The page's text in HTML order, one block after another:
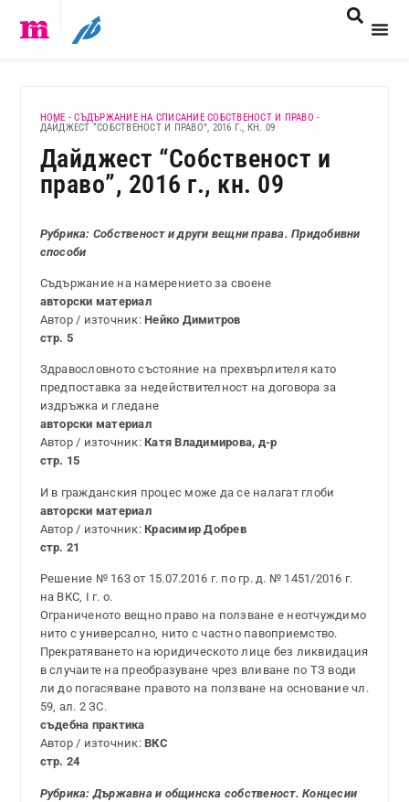
HOME -СЪДЪРЖАНИЕ НА СПИСАНИЕ СОБСТВЕНОСТ И ПРАВО -
ДАЙДЖЕСТ “СОБСТВЕНОСТ И ПРАВО”, 2016 Г., КН. 09
Дайджест “Собственост и
право”, 2016 г., кн. 09
Рубрика: Собственост и други вещни права. Придобивни
способи
Съдържание на намерението за своене
авторски материал
Автор / източник:Нейко Димитров
стр. 5
Здравословното състояние на прехвърлителя като
предпоставка за недействителност на договора за
издръжка и гледане
авторски материал
Автор / източник:Катя Владимирова, д-р
стр. 15
И в гражданския процес може да се налагат глоби
авторски материал
Автор / източник:Красимир Добрев
стр. 21
Решение № 163 от 15.07.2016 г. по гр. д. № 1451/2016 г.
на ВКС, І г. о.
Ограниченото вещно право на ползване е неотчуждимо
нито с универсално, нито с частно павоприемство.
Прекратяването на юридическото лице без ликвидация
в случаите на преобразуване чрез вливане по ТЗ води
ли до погасяване правото на ползване на основание чл.
59, ал. 2 ЗС.
съдебна практика
Автор / източник:ВКС
стр. 24
Рубрика: Държавна и общинска собственост. Концесии